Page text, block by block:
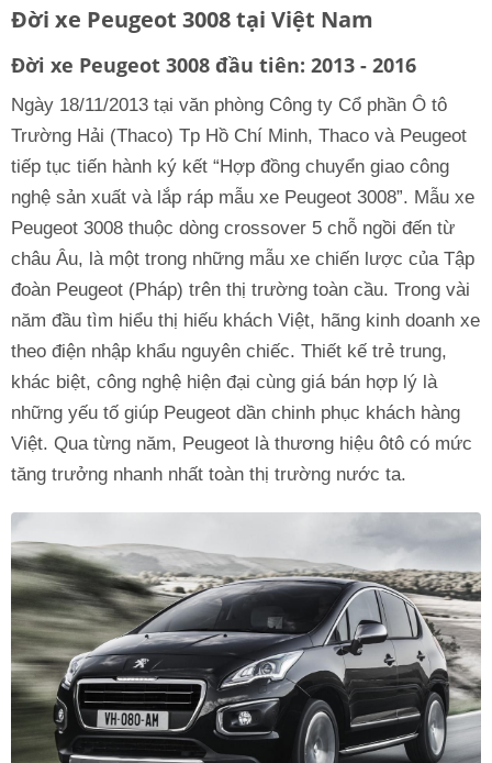
Đời xe Peugeot 3008 tại Việt Nam
Đời xe Peugeot 3008 đầu tiên: 2013 - 2016
Ngày 18/11/2013 tại văn phòng Công ty Cổ phần Ô tô
Trường Hải (Thaco) Tp Hồ Chí Minh, Thaco và Peugeot
tiếp tục tiến hành ký kết “Hợp đồng chuyển giao công
nghệ sản xuất và lắp ráp mẫu xe Peugeot 3008”. Mẫu xe
Peugeot 3008 thuộc dòng crossover 5 chỗ ngồi đến từ
châu Âu, là một trong những mẫu xe chiến lược của Tập
đoàn Peugeot (Pháp) trên thị trường toàn cầu. Trong vài
năm đầu tìm hiểu thị hiếu khách Việt, hãng kinh doanh xe
theo điện nhập khẩu nguyên chiếc. Thiết kế trẻ trung,
khác biệt, công nghệ hiện đại cùng giá bán hợp lý là
những yếu tố giúp Peugeot dần chinh phục khách hàng
Việt. Qua từng năm, Peugeot là thương hiệu ôtô có mức
tăng trưởng nhanh nhất toàn thị trường nước ta.